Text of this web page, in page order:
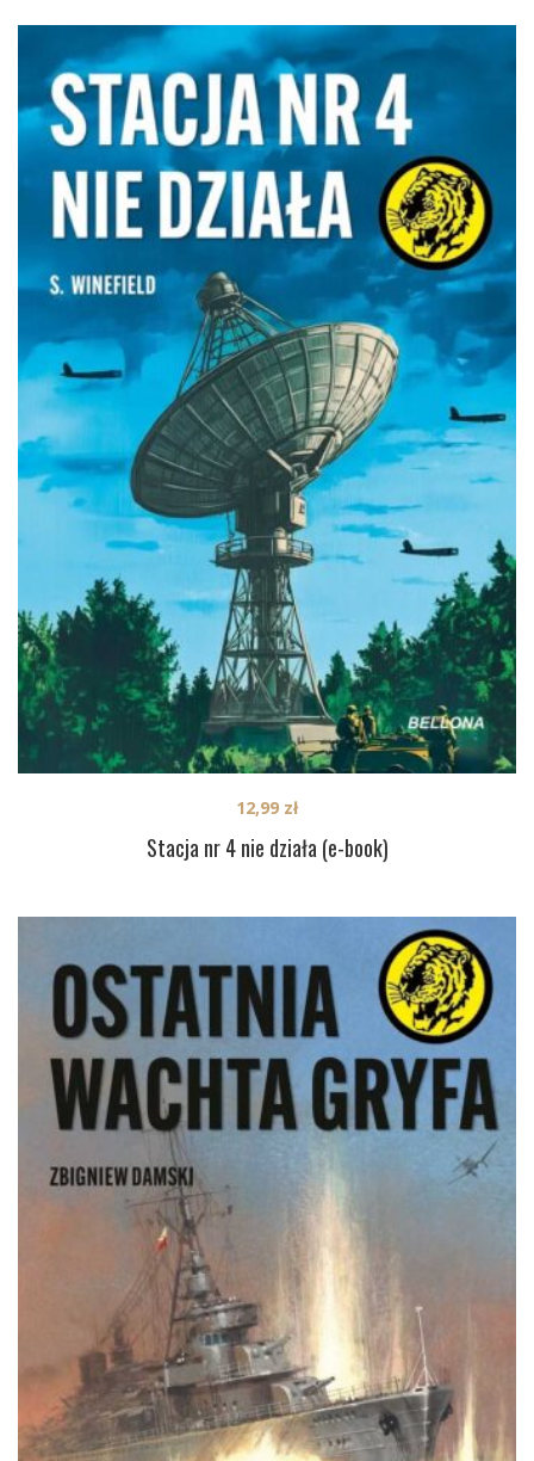
Stacja nr 4 nie działa (e-book)
12,99 zł